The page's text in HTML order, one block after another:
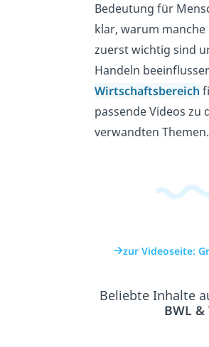
Bedeutung für
klar, warum
zuerst wichtig sind
Handeln
Wirtschaftsbereich
passende Videos zu
verwandten Themen.
zur Videoseite:
Beliebte Inhalte
BWL &